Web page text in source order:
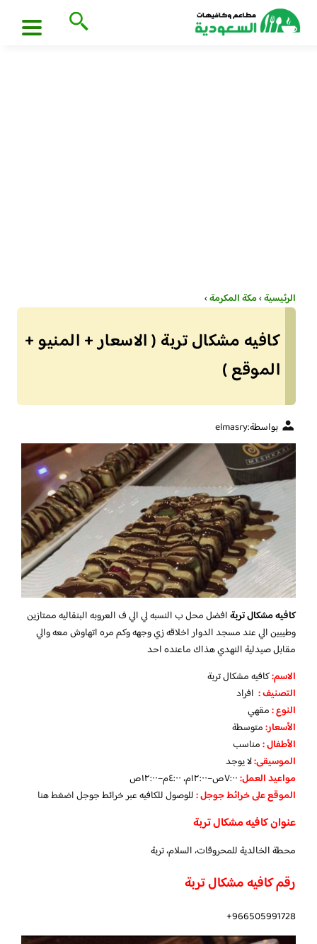
الرئيسية›مكة المكرمة›
كافيه مشكال تربة ( الاسعار + المنيو +
الموقع )
بواسطة:elmasry
كافيه مشكال تربةافضل محل ب النسبه لي الي ف العروبه البنقاليه ممتازين
وطيبين الي عند مسجد الدوار اخلاقه زي وجهه وكم مره اتهاوش معه والي
مقابل صيدلية النهدي هذاك ماعنده احد
الاسم:كافيه مشكال تربة
التصنيف: افراد
النوع :مقهي
الأسعار:متوسطة
الأطفال:مناسب
الموسيقى:لا يوجد
مواعيد العمل:
الموقع على خرائط جوجل:للوصول للكافيه عبر خرائط جوجلاضغط هنا
عنوان كافيه مشكال تربة
محطة الخالدية للمحروقات، السلام، تربة
رقم كافيه مشكال تربة
966505991728+